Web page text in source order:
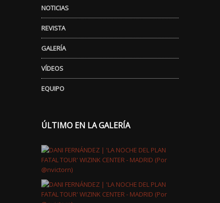
NOTICIAS
REVISTA
GALERÍA
VÍDEOS
EQUIPO
ÚLTIMO EN LA GALERÍA